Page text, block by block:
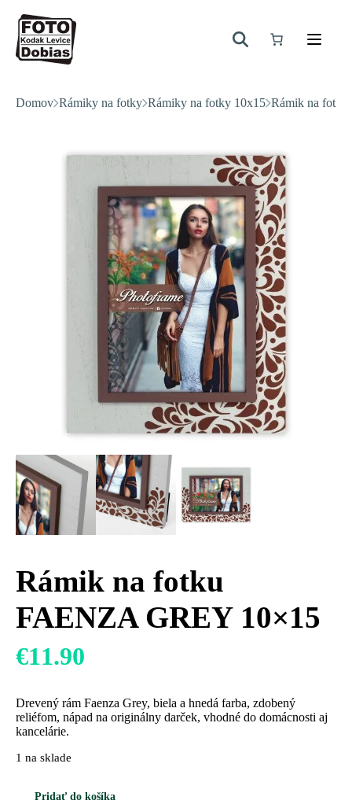
Domov Rámiky na fotky Rámiky na fotky 10x15 Rámik na
Rámik na fotku
FAENZA GREY 10×15
€11.90
Drevený rám Faenza Grey, biela a hnedá farba, zdobený
reliéfom, nápad na originálny darček, vhodné do domácnosti aj
kancelárie.
1 na sklade
Pridať do košíka